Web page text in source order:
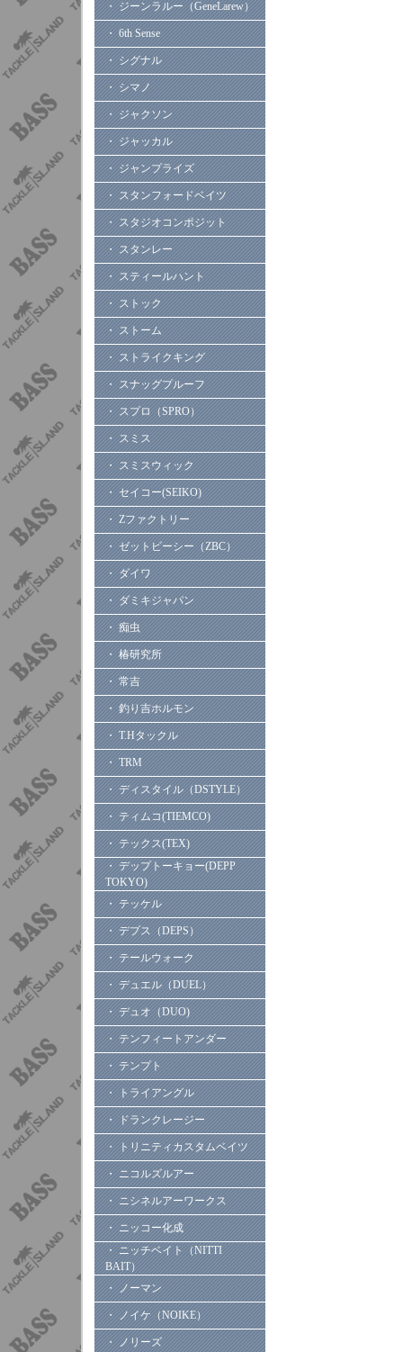
・ ジーンラルー（GeneLarew）
・ 6th Sense
・ シグナル
・ シマノ
・ ジャクソン
・ ジャッカル
・ ジャンプライズ
・ スタンフォードベイツ
・ スタジオコンポジット
・ スタンレー
・ スティールハント
・ ストック
・ ストーム
・ ストライクキング
・ スナッグプルーフ
・ スプロ（SPRO）
・ スミス
・ スミスウィック
・ セイコー(SEIKO)
・ Zファクトリー
・ ゼットビーシー（ZBC）
・ ダイワ
・ ダミキジャパン
・ 痴虫
・ 椿研究所
・ 常吉
・ 釣り吉ホルモン
・ T.Hタックル
・ TRM
・ ディスタイル（DSTYLE）
・ ティムコ(TIEMCO)
・ テックス(TEX)
・ デップトーキョー(DEPP
TOKYO)
・ テッケル
・ デプス（DEPS）
・ テールウォーク
・ デュエル（DUEL）
・ デュオ（DUO)
・ テンフィートアンダー
・ テンプト
・ トライアングル
・ ドランクレージー
・ トリニティカスタムベイツ
・ ニコルズルアー
・ ニシネルアーワークス
・ ニッコー化成
・ ニッチベイト（NITTI
BAIT）
・ ノーマン
・ ノイケ（NOIKE）
・ ノリーズ